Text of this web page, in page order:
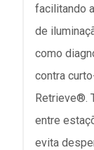
facilitando
de
como
contra
Retrieve®.
entre
evita